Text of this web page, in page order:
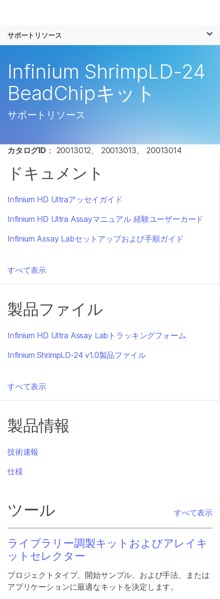
ソリューション
企業情報
サポート
サポートリソース
Infinium ShrimpLD-24
BeadChipキット
サポートリソース
カタログID ： 20013012、 20013013、 20013014
ドキュメント
Infinium HD Ultraアッセイガイド
Infinium HD Ultra Assayマニュアル 経験ユーザーカード
Infinium Assay Labセットアップおよび手順ガイド
すべて表示
製品ファイル
Infinium HD Ultra Assay Labトラッキングフォーム
Infinium ShrimpLD-24 v1.0製品ファイル
すべて表示
製品情報
技術速報
仕様
ツール すべて表示
ライブラリー調製キットおよびアレイキ
ットセレクター
プロジェクトタイプ、開始サンプル、および手法、または
アプリケーションに最適なキットを決定します。
お気に入りの分野を選択すると、関連性の
高いコンテンツへのリンクが表示されます:
がん研究
微生物研究
農学研究
複雑な疾患
臨床オンコロジー
生殖医学
遺伝性および希少疾
患研究